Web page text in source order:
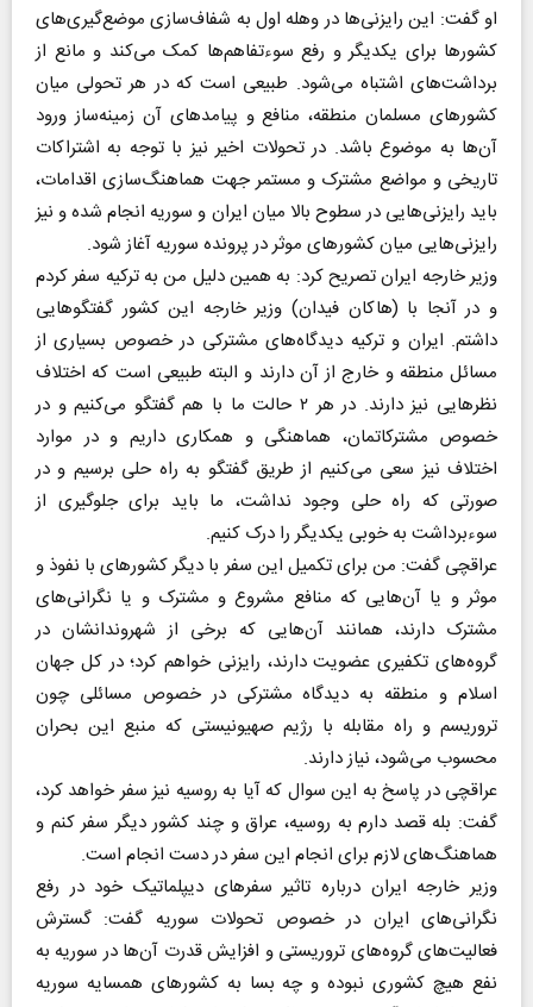
او گفت: این رایزنی‌ها در وهله اول به شفاف‌سازی موضع‌گیری‌های
کشورها برای یکدیگر و رفع سوءتفاهم‌ها کمک می‌کند و مانع از
برداشت‌های اشتباه می‌شود. طبیعی است که در هر تحولی میان
کشورهای مسلمان منطقه، منافع و پیامدهای آن زمینه‌ساز ورود
آن‌ها به موضوع باشد. در تحولات اخیر نیز با توجه به اشتراکات
تاریخی و مواضع مشترک و مستمر جهت هماهنگ‌سازی اقدامات،
باید رایزنی‌هایی در سطوح بالا میان ایران و سوریه انجام شده و نیز
رایزنی‌هایی میان کشورهای موثر در پرونده سوریه آغاز شود.
وزیر خارجه ایران تصریح کرد: به همین دلیل من به ترکیه سفر کردم
و در آنجا با (هاکان فیدان) وزیر خارجه این کشور گفتگوهایی
داشتم. ایران و ترکیه دیدگاه‌های مشترکی در خصوص بسیاری از
مسائل منطقه و خارج از آن دارند و البته طبیعی است که اختلاف
نظرهایی نیز دارند. در هر ۲ حالت ما با هم گفتگو می‌کنیم و در
خصوص مشترکاتمان، هماهنگی و همکاری داریم و در موارد
اختلاف نیز سعی می‌کنیم از طریق گفتگو به راه حلی برسیم و در
صورتی که راه حلی وجود نداشت، ما باید برای جلوگیری از
سوءبرداشت به خوبی یکدیگر را درک کنیم.
عراقچی گفت: من برای تکمیل این سفر با دیگر کشورهای با نفوذ و
موثر و یا آن‌هایی که منافع مشروع و مشترک و یا نگرانی‌های
مشترک دارند، همانند آن‌هایی که برخی از شهروندانشان در
گروه‌های تکفیری عضویت دارند، رایزنی خواهم کرد؛ در کل جهان
اسلام و منطقه به دیدگاه مشترکی در خصوص مسائلی چون
تروریسم و راه مقابله با رژیم صهیونیستی که منبع این بحران
محسوب می‌شود، نیاز دارند.
عراقچی در پاسخ به این سوال که آیا به روسیه نیز سفر خواهد کرد،
گفت: بله قصد دارم به روسیه، عراق و چند کشور دیگر سفر کنم و
هماهنگ‌های لازم برای انجام این سفر در دست انجام است.
وزیر خارجه ایران درباره تاثیر سفرهای دیپلماتیک خود در رفع
نگرانی‌های ایران در خصوص تحولات سوریه گفت: گسترش
فعالیت‌های گروه‌های تروریستی و افزایش قدرت آن‌ها در سوریه به
نفع هیچ کشوری نبوده و چه بسا به کشورهای همسایه سوریه